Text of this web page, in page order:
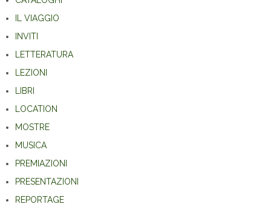
IL VIAGGIO
INVITI
LETTERATURA
LEZIONI
LIBRI
LOCATION
MOSTRE
MUSICA
PREMIAZIONI
PRESENTAZIONI
REPORTAGE